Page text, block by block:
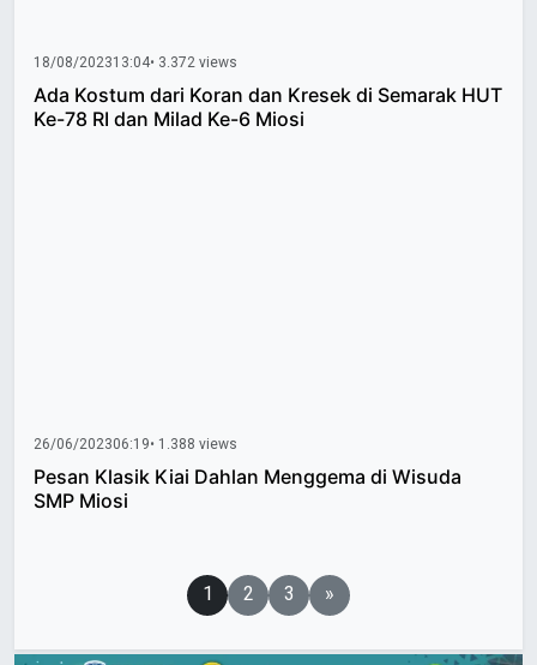
18/08/202313:04• 3.372 views
Ada Kostum dari Koran dan Kresek di Semarak HUT
Ke-78 RI dan Milad Ke-6 Miosi
26/06/202306:19• 1.388 views
Pesan Klasik Kiai Dahlan Menggema di Wisuda
SMP Miosi
1 2 3 »